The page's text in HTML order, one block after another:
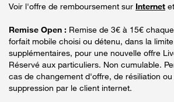
Voir l'offre de remboursement sur Internet et
Remise Open : Remise de 3€ à 15€
forfait mobile choisi ou détenu, dans la
supplémentaires, pour une nouvelle offre
Réservé aux particuliers. Non cumulable.
cas de changement d'offre, de résiliation
suppression par le client internet.